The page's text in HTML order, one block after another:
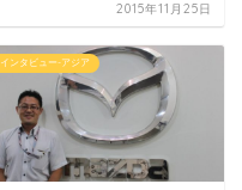
2015年11月25日
インタビュー-アジア